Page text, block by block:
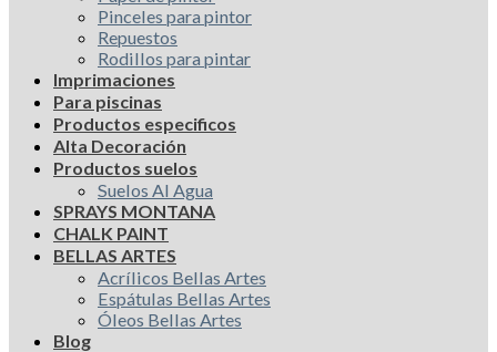
Pinceles para pintor
Repuestos
Rodillos para pintar
Imprimaciones
Para piscinas
Productos especificos
Alta Decoración
Productos suelos
Suelos Al Agua
SPRAYS MONTANA
CHALK PAINT
BELLAS ARTES
Acrílicos Bellas Artes
Espátulas Bellas Artes
Óleos Bellas Artes
Blog